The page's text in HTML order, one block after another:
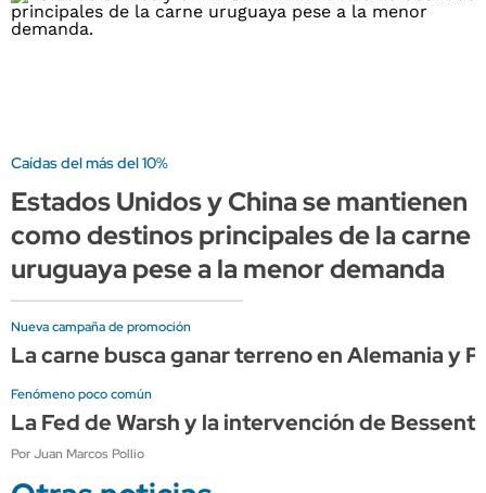
Caídas del más del 10%
Estados Unidos y China se mantienen
como destinos principales de la carne
uruguaya pese a la menor demanda
Nueva campaña de promoción
La carne busca ganar terreno en Alemania y
Fenómeno poco común
La Fed de Warsh y la intervención de
Por Juan Marcos Pollio